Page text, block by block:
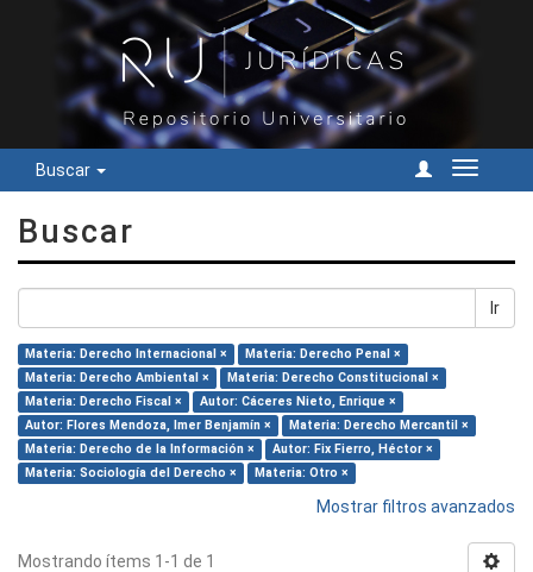
Buscar
Cambiar
Buscar
Ir
Materia: Derecho Internacional ×
Materia: Derecho Penal ×
Materia: Derecho Ambiental ×
Materia: Derecho Constitucional ×
Materia: Derecho Fiscal ×
Autor: Cáceres Nieto, Enrique ×
Autor: Flores Mendoza, Imer Benjamín ×
Materia: Derecho Mercantil ×
Materia: Derecho de la Información ×
Autor: Fix Fierro, Héctor ×
Materia: Sociología del Derecho ×
Materia: Otro ×
Mostrar filtros avanzados
Mostrando ítems 1-1 de 1